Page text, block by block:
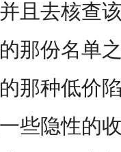
且去核查
那份名单
那种低价
些隐性的